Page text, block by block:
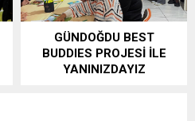
GÜNDOĞDU BEST
BUDDIES PROJESİ İLE
YANINIZDAYIZ